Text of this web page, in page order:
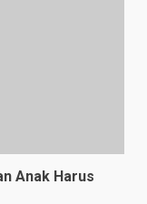
Anak Harus